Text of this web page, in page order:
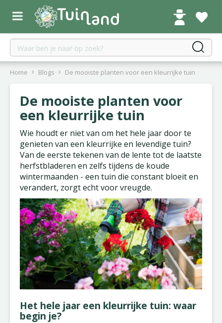
r
Home Blogs De mooiste planten voor een kleurrijke tuin
De mooiste planten voor
een kleurrijke tuin
Wie houdt er niet van om het hele jaar door te
genieten van een kleurrijke en levendige tuin?
Van de eerste tekenen van de lente tot de laatste
herfstbladeren en zelfs tijdens de koude
wintermaanden - een tuin die constant bloeit en
verandert, zorgt echt voor vreugde.
Het hele jaar een kleurrijke tuin: waar
begin je?